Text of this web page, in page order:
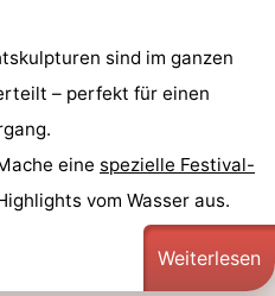
sind im ganzen
– perfekt für einen
eine spezielle Festival-
vom Wasser aus.
Weiterlesen